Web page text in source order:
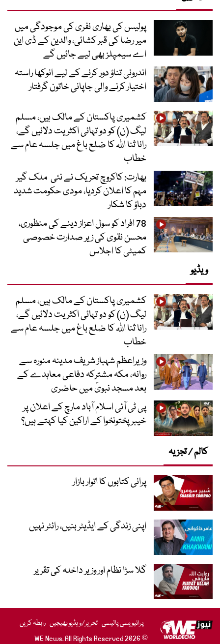
پولیس کی بھاری نفری کی موجودگی میں
میر رضا کی قبر کشائی، والدین کے ڈی این
اے سیمپلز بھی لیے جائیں گے
اندرونی تناؤ دور کرنے کے لیے انوکھا راستہ
اختیار کرنے والی جاپانی خاتون گرفتار
کشمیری پاکستان کے مالک ہیں، مسلم
لیگ (ن) کو دو تہائی اکثریت دلائیں گے،
رانا ثنا اللہ کا ضلع باغ میں جلسہ عام سے
خطاب
بھارت: کاکروچ تحریک نے نئی ملک گیر
مہم کا اعلان کردیا، مودی حکومت شدید
دباؤ کا شکار
78 افراد کو سول اعزاز دینے کی منظوری،
محسن نقوی کی زیر صدارت خصوصی
کمیٹی کا اجلاس
ویڈیو
کشمیری پاکستان کے مالک ہیں، مسلم
لیگ (ن) کو دو تہائی اکثریت دلائیں گے،
رانا ثنا اللہ کا ضلع باغ میں جلسہ عام سے
خطاب
وزیراعظم شہباز شریف مدینہ منورہ سے
روانہ، مکہ مشترکہ دفاعی معاہدے کے
بعد مسجد نبویؐ میں حاضری
پی ٹی آئی اسلام آباد مارچ کے اعلان پر
خیبر پختونخوا کے اراکین کیا کہتے ہیں؟
کالم / تجزیہ
پرانی کتابوں کا اتوار بازار
اپنی زندگی کے ایڈیٹر بنیں، رائٹر نہیں
گلا سڑا نظام اور وزیر داخلہ کی تقریر
پرائیویسی پالیسی تحریر/ویڈیو بھیجیں رابطہ کریں
© 2026 WE News. All Rights Reserved